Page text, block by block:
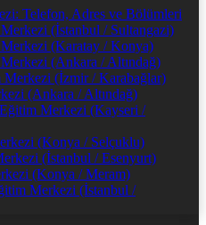
Telefon, Adres ve Bölümleri
(İstanbul / Sultangazi)
(Karatay / Konya)
(Ankara / Altındağ)
(İzmir / Karabağlar)
(Ankara / Altındağ)
Merkezi (Kayseri /
(Konya / Selçuklu)
(İstanbul / Esenyurt)
(Konya / Meram)
Merkezi (İstanbul /